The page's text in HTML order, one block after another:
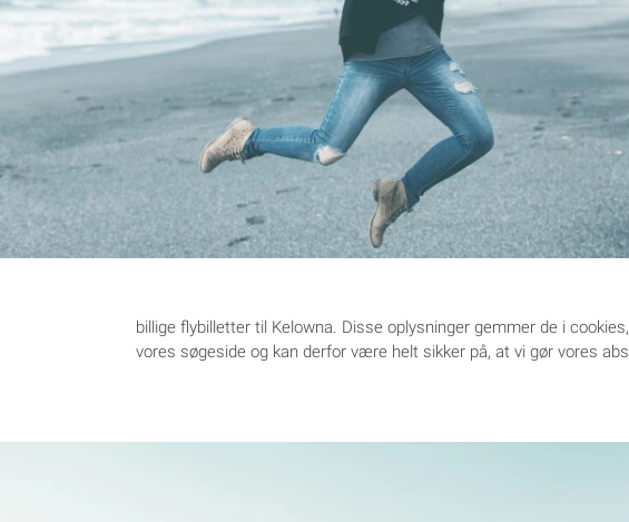
billige flybilletter til Kelowna. Disse oplysninger gemmer de i
vores søgeside og kan derfor være helt sikker på, at vi gør vores